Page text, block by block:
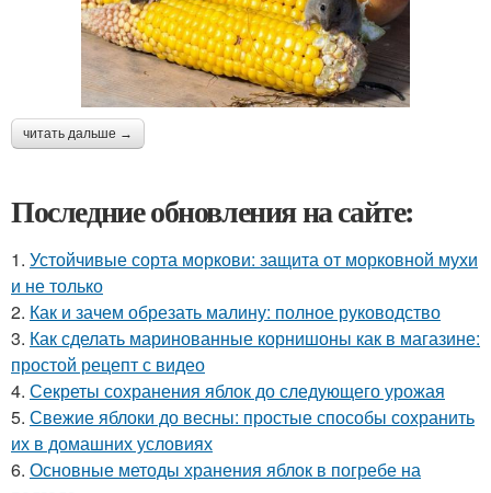
читать дальше →
Последние обновления на сайте:
1. Устойчивые сорта моркови: защита от морковной мухи
и не только
2. Как и зачем обрезать малину: полное руководство
3. Как сделать маринованные корнишоны как в магазине:
простой рецепт с видео
4. Секреты сохранения яблок до следующего урожая
5. Свежие яблоки до весны: простые способы сохранить
их в домашних условиях
6. Основные методы хранения яблок в погребе на